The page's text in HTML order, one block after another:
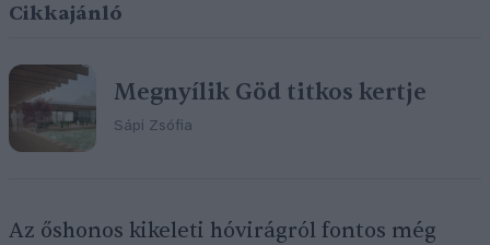
Cikkajánló
Megnyílik Göd titkos kertje
Sápi Zsófia
Az őshonos kikeleti hóvirágról fontos még